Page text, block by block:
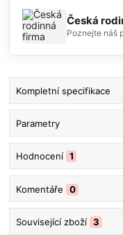
Česká
Poznejte náš
Kompletní specifikace
Parametry
Hodnocení 1
Komentáře 0
Související zboží 3